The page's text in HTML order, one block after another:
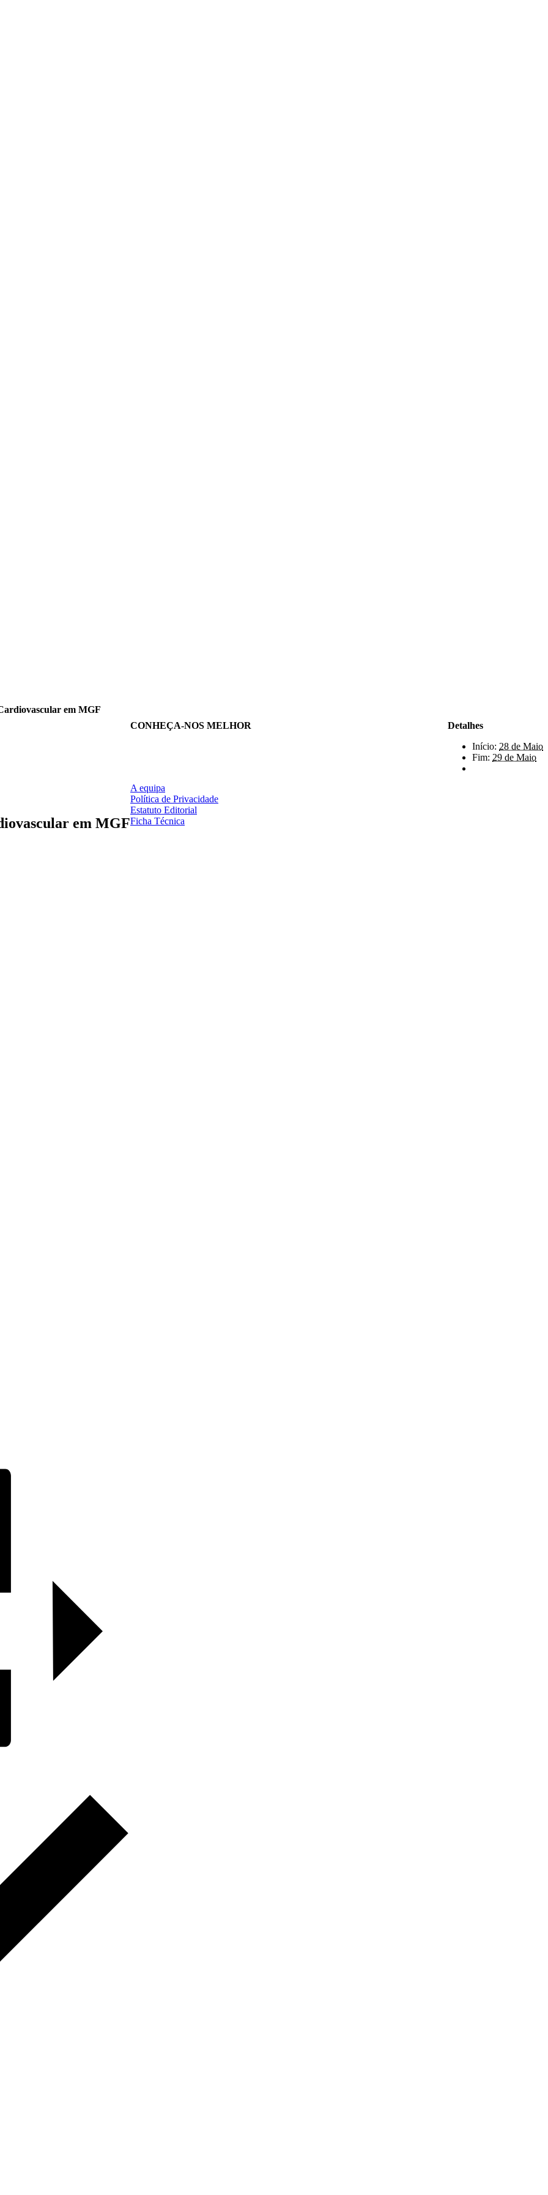
em MGF
em MGF
Detalhes
Início: 28 de Maio
Fim: 29 de Maio
CONHEÇA-NOS MELHOR
A equipa
Política de Privacidade
Estatuto Editorial
Ficha Técnica